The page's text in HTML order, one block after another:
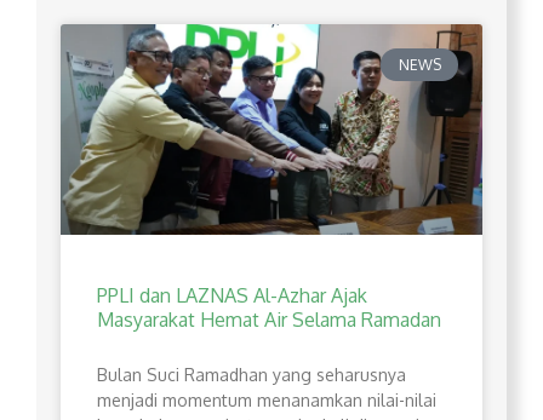
NEWS
PPLI dan LAZNAS Al-Azhar Ajak
Masyarakat Hemat Air Selama Ramadan
Bulan Suci Ramadhan yang seharusnya
menjadi momentum menanamkan nilai-nilai